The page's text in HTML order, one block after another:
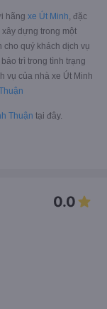
hãng xe Út Minh, đặc
dựng trong một
cho quý khách dịch vụ
trì trong tình trạng
vụ của nhà xe Út Minh
Thuận tại đây.
0.0